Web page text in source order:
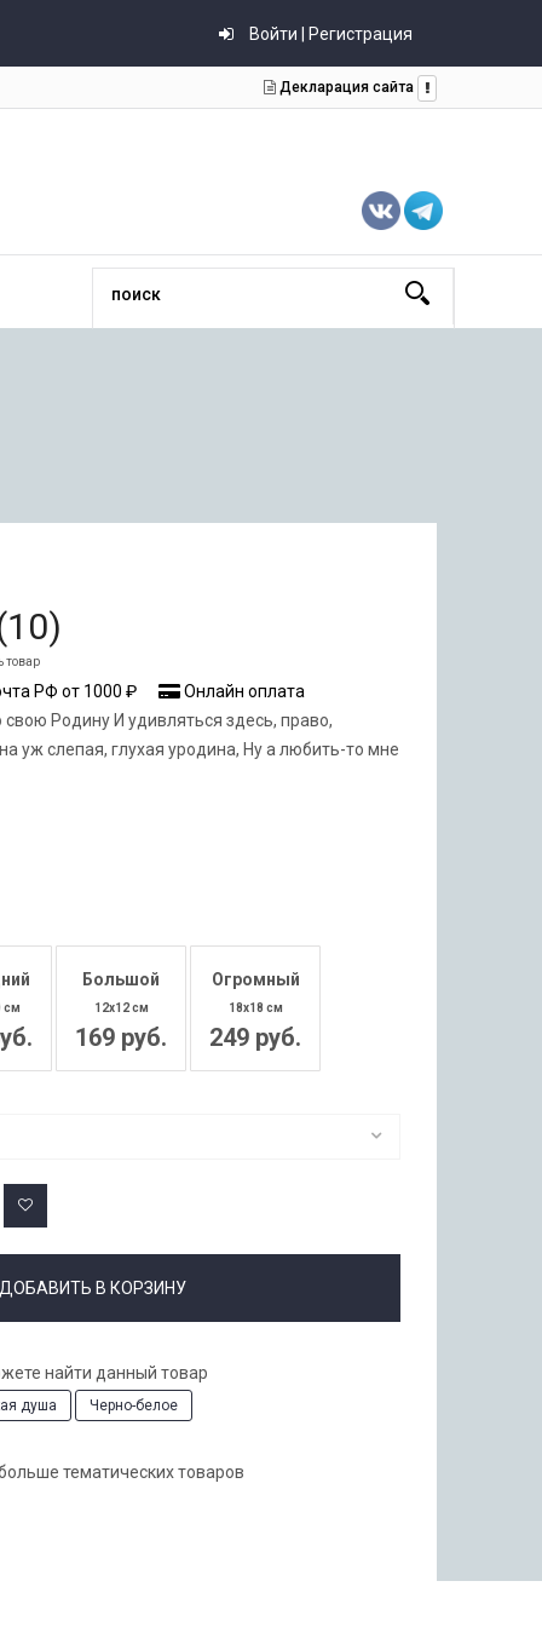
Войти | Регистрация
Декларация сайта
10)
товар
РФ от 1000 ₽
Онлайн оплата
Родину И удивляться здесь, право,
уж слепая, глухая уродина, Ну а любить-то мне
см
Большой
12x12 см
169 руб.
Огромный
18x18 см
249 руб.
ДОБАВИТЬ В КОРЗИНУ
найти данный товар
душа Черно-белое
тематических товаров